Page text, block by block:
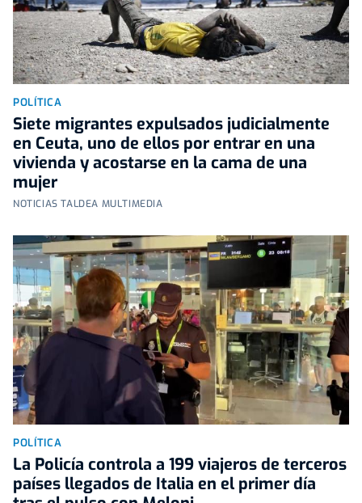
POLÍTICA
Siete migrantes expulsados judicialmente
en Ceuta, uno de ellos por entrar en una
vivienda y acostarse en la cama de una
mujer
NOTICIAS TALDEA MULTIMEDIA
POLÍTICA
La Policía controla a 199 viajeros de terceros
países llegados de Italia en el primer día